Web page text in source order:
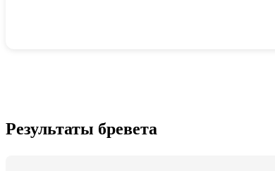
Результаты бревета